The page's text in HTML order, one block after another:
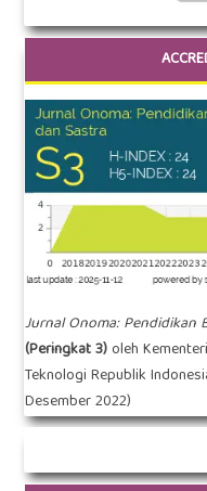
Jurnal Onoma: Pendidikan
(Peringkat 3)oleh
Teknologi Republik
Desember 2022)